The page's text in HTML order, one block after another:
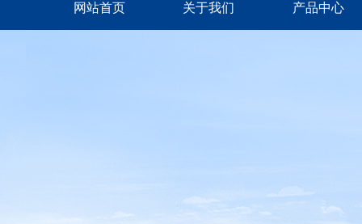
网站首页 关于我们 产品中心